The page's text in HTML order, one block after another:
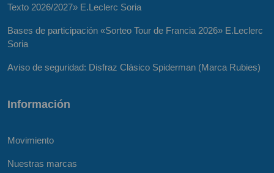
Texto 2026/2027» E.Leclerc Soria
Bases de participación «Sorteo Tour de Francia 2026» E.Leclerc
Soria
Aviso de seguridad: Disfraz Clásico Spiderman (Marca Rubies)
Información
Movimiento
Nuestras marcas